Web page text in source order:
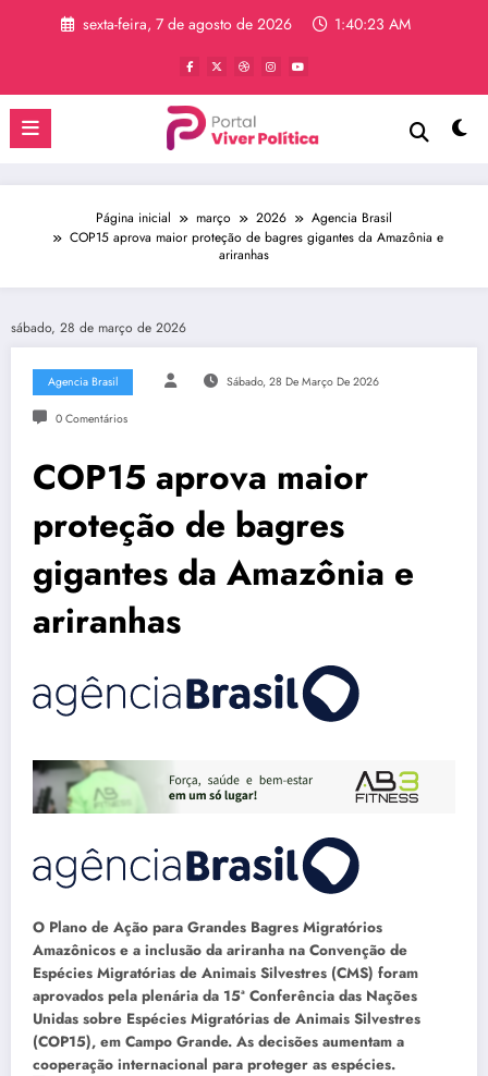
sexta-feira, 7 de agosto de 2026 1:40:23 AM
Página inicial março 2026
Agencia Brasil
COP15 aprova maior proteção de bagres gigantes da Amazônia e
ariranhas
sábado, 28 de março de 2026
Agencia Brasil Sábado, 28 De Março De 2026
0 Comentários
COP15 aprova maior
proteção de bagres
gigantes da Amazônia e
ariranhas
O Plano de Ação para Grandes Bagres Migratórios
Amazônicos e a inclusão da ariranha na Convenção de
Espécies Migratórias de Animais Silvestres (CMS) foram
aprovados pela plenária da 15ª Conferência das Nações
Unidas sobre Espécies Migratórias de Animais Silvestres
(COP15), em Campo Grande. As decisões aumentam a
cooperação internacional para proteger as espécies.